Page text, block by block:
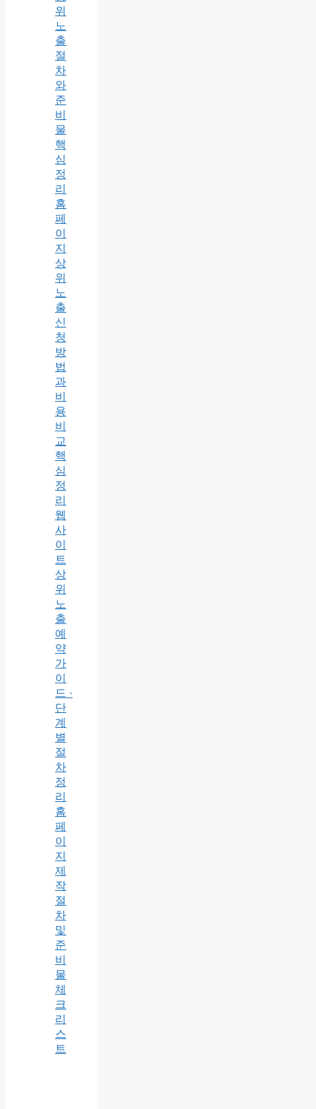
위
노
출
절
차
와
준
비
물
핵
심
정
리
홈
페
이
지
상
위
노
출
신
청
방
법
과
비
용
비
교
핵
심
정
리
웹
사
이
트
상
위
노
출
예
약
가
이
드 ·
단
계
별
절
차
정
리
홈
페
이
지
제
작
절
차
및
준
비
물
체
크
리
스
트